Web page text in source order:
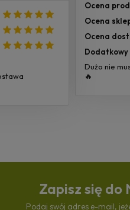
Ocena
Ocena
Ocena
Dużo nie
🔥
Zapisz się do
Podaj swój adres e-mail,